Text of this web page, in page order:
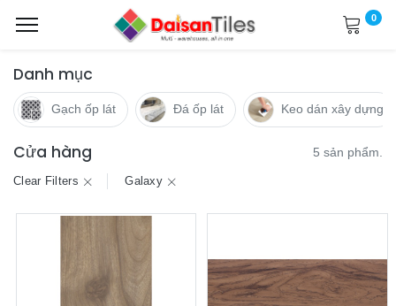
0
Danh mục
Gạch ốp lát Đá ốp lát Keo dán xây dựng
Cửa hàng 5 sản phẩm.
Clear Filters Galaxy